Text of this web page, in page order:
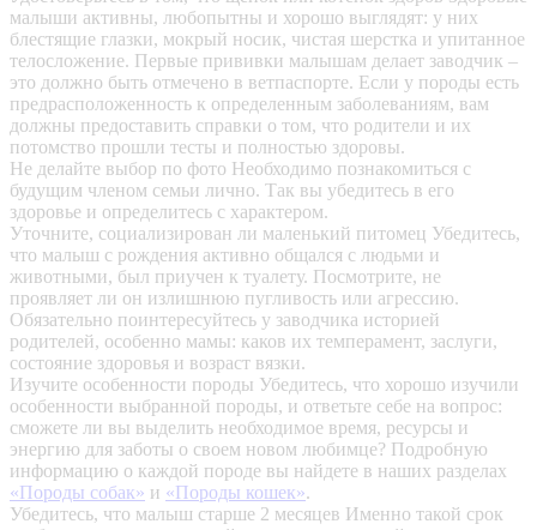
малыши активны, любопытны и хорошо выглядят: у них
блестящие глазки, мокрый носик, чистая шерстка и упитанное
телосложение. Первые прививки малышам делает заводчик –
это должно быть отмечено в ветпаспорте. Если у породы есть
предрасположенность к определенным заболеваниям, вам
должны предоставить справки о том, что родители и их
потомство прошли тесты и полностью здоровы.
Не делайте выбор по фото Необходимо познакомиться с
будущим членом семьи лично. Так вы убедитесь в его
здоровье и определитесь с характером.
Уточните, социализирован ли маленький питомец Убедитесь,
что малыш с рождения активно общался с людьми и
животными, был приучен к туалету. Посмотрите, не
проявляет ли он излишнюю пугливость или агрессию.
Обязательно поинтересуйтесь у заводчика историей
родителей, особенно мамы: каков их темперамент, заслуги,
состояние здоровья и возраст вязки.
Изучите особенности породы Убедитесь, что хорошо изучили
особенности выбранной породы, и ответьте себе на вопрос:
сможете ли вы выделить необходимое время, ресурсы и
энергию для заботы о своем новом любимце? Подробную
информацию о каждой породе вы найдете в наших разделах
«Породы собак» и «Породы кошек».
Убедитесь, что малыш старше 2 месяцев Именно такой срок